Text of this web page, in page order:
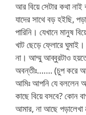
আর বিয়ে সেটার কথা
যাদের সাথে বড় হইছি,
পারিনি। যেখানে মানুষ
খাট ছেড়ে ফ্লোরে
না। আম্মু আব্বুরটাও
অবন্তীঃ……. (চুপ করে
আমিঃ আপনি যে বললেন
কাছে বিয়ে বসবে? কোন
আমার, না আছে